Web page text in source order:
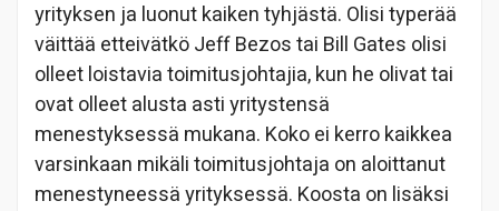
yrityksen ja luonut kaiken tyhjästä. Olisi typerää
väittää etteivätkö Jeff Bezos tai Bill Gates olisi
olleet loistavia toimitusjohtajia, kun he olivat tai
ovat olleet alusta asti yritystensä
menestyksessä mukana. Koko ei kerro kaikkea
varsinkaan mikäli toimitusjohtaja on aloittanut
menestyneessä yrityksessä. Koosta on lisäksi